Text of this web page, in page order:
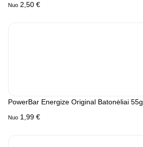
Nuo 2,50 €
PowerBar Energize Original Batonėliai 55g
Nuo 1,99 €